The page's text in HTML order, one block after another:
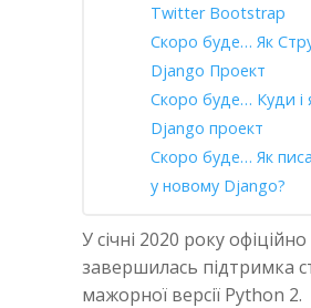
Twitter Bootstrap
Скоро буде… Як
Django Проект
Скоро буде… Куди і
Django проект
Скоро буде… Як
у новому Django?
У січні 2020 року офіційно
завершилась підтримка
мажорної версії Python 2.